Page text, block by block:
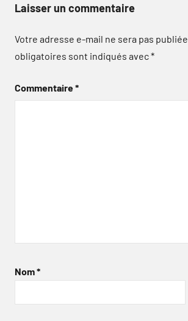
Laisser un commentaire
Votre adresse e-mail ne sera pas publiée.
obligatoires sont indiqués avec*
Commentaire*
Nom*